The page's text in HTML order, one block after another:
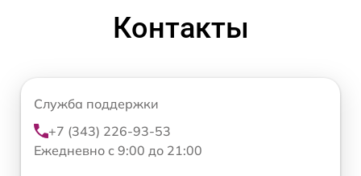
Контакты
Служба поддержки
+7 (343) 226-93-53
Ежедневно с 9:00 до 21:00